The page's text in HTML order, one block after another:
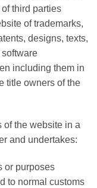
third parties
of trademarks,
designs, texts,
including them in
title owners of the
of the website in a
and undertakes:
or purposes
to normal customs